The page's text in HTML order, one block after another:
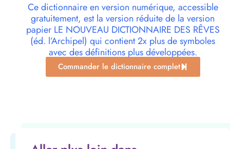
Ce dictionnaire en version numérique, accessible
gratuitement, est la version réduite de la version
papier LE NOUVEAU DICTIONNAIRE DES RÊVES
(éd. l’Archipel) qui contient 2x plus de symboles
avec des définitions plus développées.
Commander le dictionnaire complet